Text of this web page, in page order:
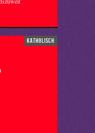
katholisch